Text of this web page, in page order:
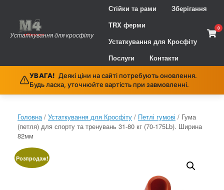
content
Устаткування для кросфіту
Стійки та рами
Зберігання
TRX ферми
Устаткування для Кросфіту
Послуги
Контакти
View
0
УВАГА! Деякі ціни на сайті потребують оновлення.
Будь ласка, уточнюйте вартість при завмовленні.
Головна/ Устаткування для Кросфіту / Петлі гумові / Гума
(петля) для спорту та тренувань 31-80 кг (70-175Lb). Ширина
82мм
Розпродаж!